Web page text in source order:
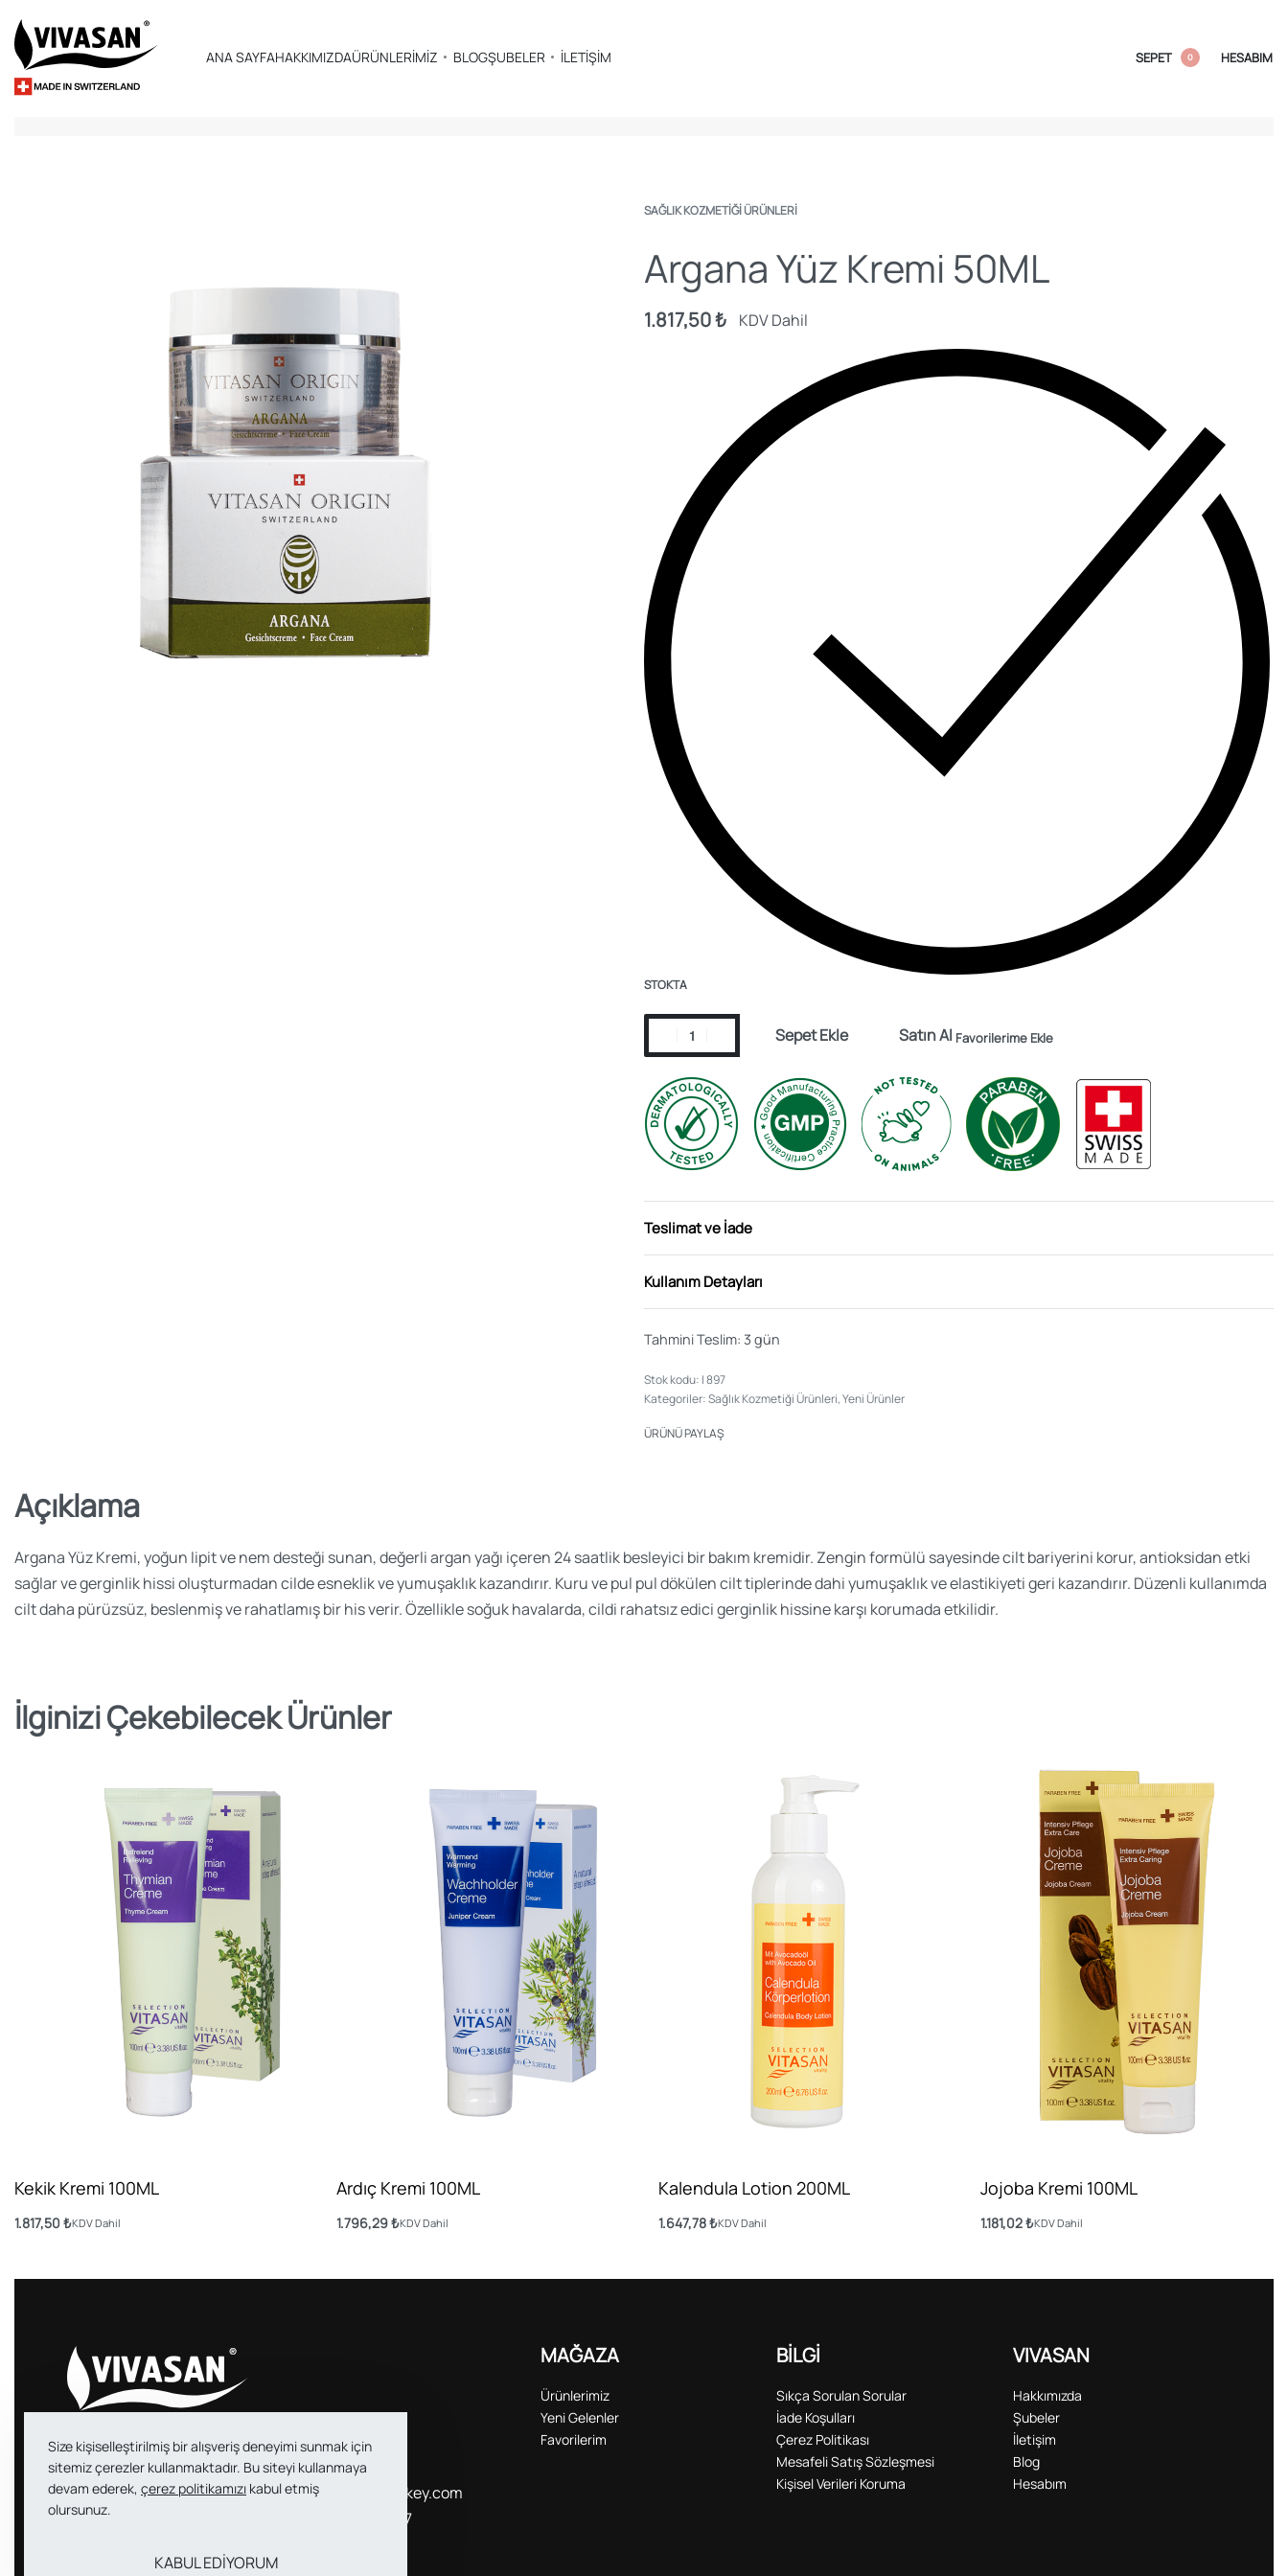
ANA SAYFAHAKKIMIZDAÜRÜNLERİMİZ BLOGŞUBELER İLETİŞİM SEPET 0 HESABIM
SAĞLIK KOZMETIĞI ÜRÜNLERI
Argana Yüz Kremi 50ML
1.817,50₺ KDV Dahil
STOKTA
Sepet Ekle Satın Al Favorilerime Ekle
Teslimat ve İade
Kullanım Detayları
Tahmini Teslim: 3 gün
I 897
Kategoriler:Sağlık Kozmetiği Ürünleri,Yeni Ürünler
ÜRÜNÜ PAYLAŞ
Açıklama
Argana Yüz Kremi, yoğun lipit ve nem desteği sunan, değerli argan yağı içeren 24 saatlik besleyici bir bakım kremidir. Zengin formülü sayesinde cilt bariyerini korur, antioksidan etki
sağlar ve gerginlik hissi oluşturmadan cilde esneklik ve yumuşaklık kazandırır. Kuru ve pul pul dökülen cilt tiplerinde dahi yumuşaklık ve elastikiyeti geri kazandırır. Düzenli kullanımda
cilt daha pürüzsüz, beslenmiş ve rahatlamış bir his verir. Özellikle soğuk havalarda, cildi rahatsız edici gerginlik hissine karşı korumada etkilidir.
İlginizi Çekebilecek Ürünler
Kekik Kremi 100ML
1.817,50 ₺KDV Dahil
Ardıç Kremi 100ML
1.796,29₺KDV Dahil
Kalendula Lotion 200ML
1.647,78₺KDV Dahil
Jojoba Kremi 100ML
1.181,02₺KDV Dahil
Vivasan Turkey
Dış. Tic. Ltd. Şti.
info@vivasanturkey.com
+90 212 626 38 77
MAĞAZA
Ürünlerimiz
Yeni Gelenler
Favorilerim
BİLGİ
Sıkça Sorulan Sorular
İade Koşulları
Çerez Politikası
Mesafeli Satış Sözleşmesi
Kişisel Verileri Koruma
VIVASAN
Hakkımızda
Şubeler
İletişim
Blog
Hesabım
Size kişiselleştirilmiş bir alışveriş deneyimi sunmak için
sitemiz çerezler kullanmaktadır. Bu siteyi kullanmaya
devam ederek, çerez politikamızı kabul etmiş
olursunuz.
KABUL EDİYORUM